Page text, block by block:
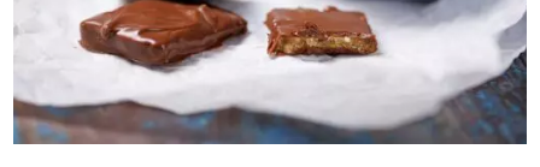
PISTAZIE
&
KOKOS